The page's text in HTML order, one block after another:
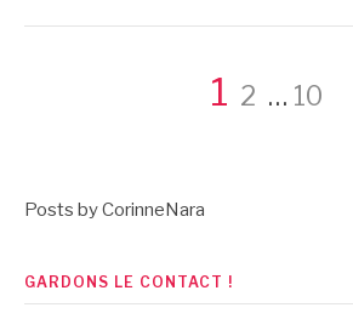
Pagination
publications
Page
1 Page
2 … Page
10
Posts by CorinneNara
GARDONS LE CONTACT !